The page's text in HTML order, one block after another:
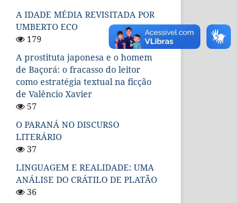
A IDADE MÉDIA REVISITADA POR
UMBERTO ECO
179
A prostituta japonesa e o homem
de Baçorá: o fracasso do leitor
como estratégia textual na ficção
de Valêncio Xavier
57
O PARANÁ NO DISCURSO
LITERÁRIO
37
LINGUAGEM E REALIDADE: UMA
ANÁLISE DO CRÁTILO DE PLATÃO
36